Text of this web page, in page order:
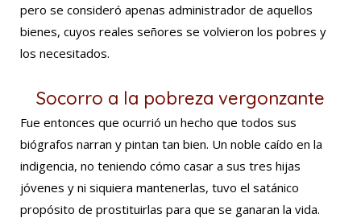
pero se consideró apenas administrador de aquellos
bienes, cuyos reales señores se volvieron los pobres y
los necesitados.
Socorro a la pobreza vergonzante
Fue entonces que ocurrió un hecho que todos sus
biógrafos narran y pintan tan bien. Un noble caído en la
indigencia, no teniendo cómo casar a sus tres hijas
jóvenes y ni siquiera mantenerlas, tuvo el satánico
propósito de prostituirlas para que se ganaran la vida.